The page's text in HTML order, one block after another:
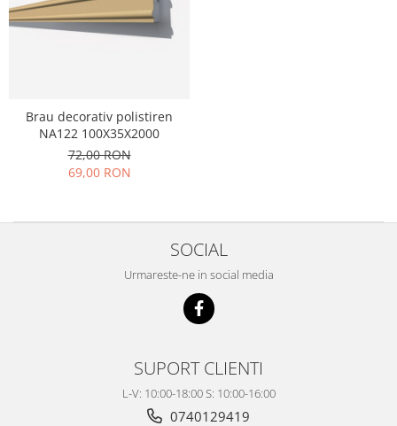
Brau decorativ polistiren
NA122 100X35X2000
72,00 RON
69,00 RON
SOCIAL
Urmareste-ne in social media
SUPORT CLIENTI
L-V: 10:00-18:00 S: 10:00-16:00
0740129419